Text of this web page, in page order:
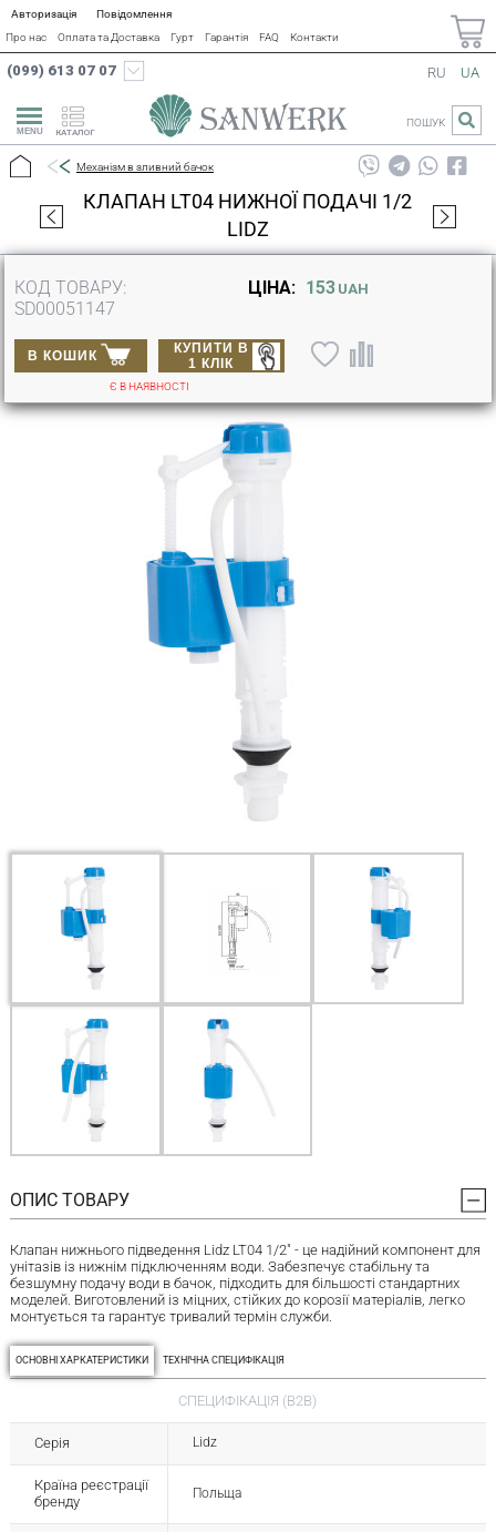
Авторизація
Повідомлення
Про нас
Оплата та Доставка Гурт Гарантія FAQ Контакти
(099) 613 07 07
КАТАЛОГ
RU UA
ПОШУК
Механізм в зливний бачок
КЛАПАН LT04 НИЖНОЇ ПОДАЧІ 1/2
LIDZ
КОД ТОВАРУ:
SD00051147
ЦІНА: 153 UAH
В КОШИК
КУПИТИ В
1 КЛІК
Є В НАЯВНОСТІ
ОПИС ТОВАРУ
Клапан нижнього підведення Lidz LT04 1/2" - це надійний компонент для
унітазів із нижнім підключенням води. Забезпечує стабільну та
безшумну подачу води в бачок, підходить для більшості стандартних
моделей. Виготовлений із міцних, стійких до корозії матеріалів, легко
монтується та гарантує тривалий термін служби.
ОСНОВНІ ХАРКАТЕРИСТИКИ ТЕХНІЧНА СПЕЦИФІКАЦІЯ
СПЕЦИФІКАЦІЯ (B2B)
Серія Lidz
Країна реєстрації
бренду
Польща